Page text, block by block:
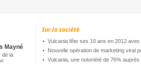
Mayné
de la
Sur la société
Vulcania fête ses 10 ans en 2012
Nouvelle opération de marketing viral
Vulcania, une notoriété de 76%